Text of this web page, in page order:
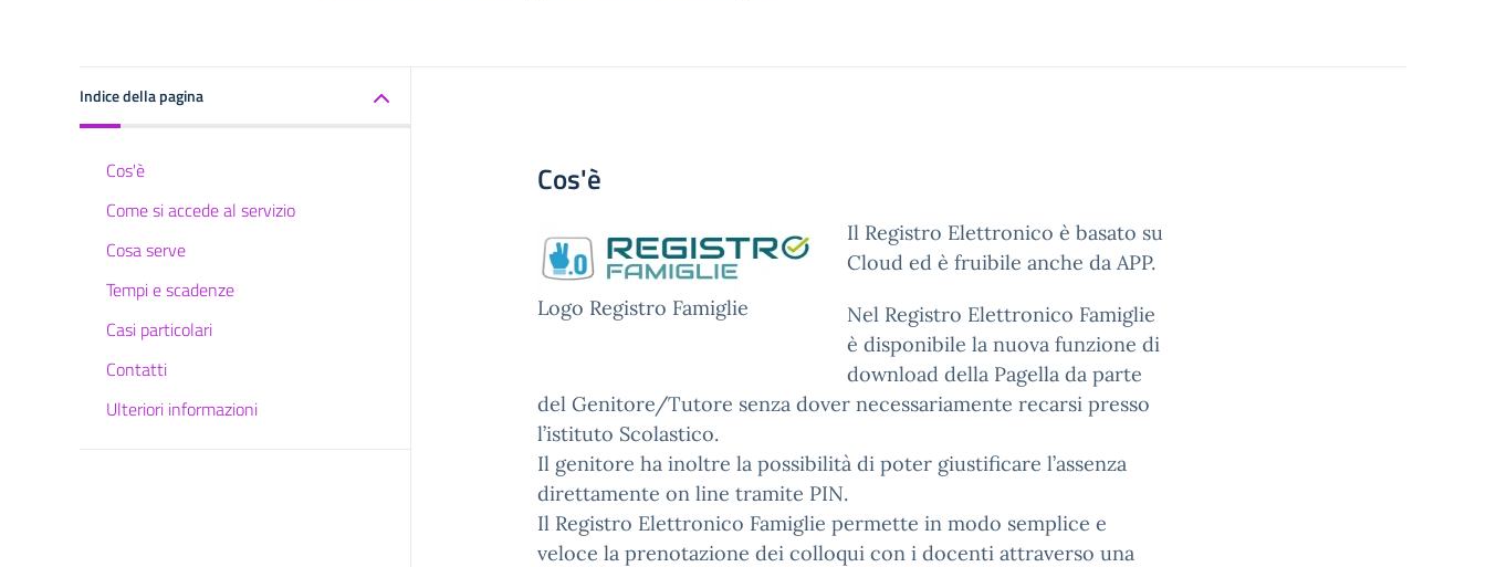
Indice della pagina
Cos'è
Come si accede al servizio
Cosa serve
Tempi e scadenze
Casi particolari
Contatti
Ulteriori informazioni
Cos'è
Logo Registro Famiglie
Il Registro Elettronico è basato su
Cloud ed è fruibile anche da APP.
Nel Registro Elettronico Famiglie
è disponibile la nuova funzione di
download della Pagella da parte
del Genitore/Tutore senza dover necessariamente recarsi presso
l’istituto Scolastico.
Il genitore ha inoltre la possibilità di poter giustificare l’assenza
direttamente on line tramite PIN.
Il Registro Elettronico Famiglie permette in modo semplice e
veloce la prenotazione dei colloqui con i docenti attraverso una